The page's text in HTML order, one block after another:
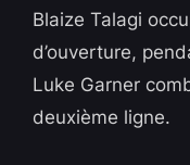
Blaize Talagi
d’ouverture,
Luke Garner
deuxième ligne.